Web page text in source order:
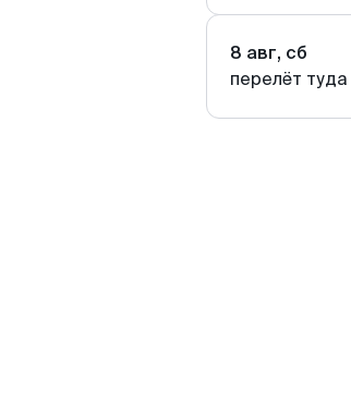
8 авг, сб
перелёт туда